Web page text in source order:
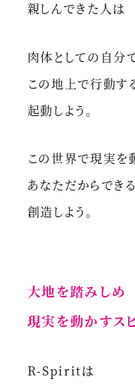
親しんできた人は
肉体としての自分
この地上で行動す
起動しよう。
この世界で現実を
あなただからでき
創造しよう。
大地を踏みしめ
現実を動かすス
R-Spiritは